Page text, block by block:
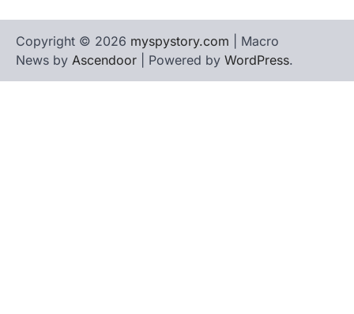
Copyright © 2026 myspystory.com | Macro
News by Ascendoor | Powered by WordPress.